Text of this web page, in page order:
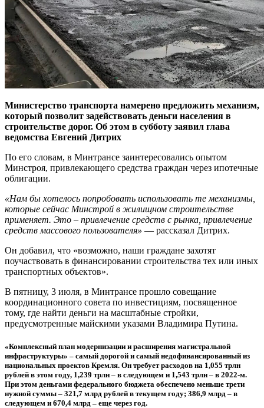
Министерство транспорта намерено предложить механизм,
который позволит задействовать деньги населения в
строительстве дорог. Об этом в субботу заявил глава
ведомства Евгений Дитрих
По его словам, в Минтрансе заинтересовались опытом
Минстроя, привлекающего средства граждан через ипотечные
облигации.
«Нам бы хотелось попробовать использовать те механизмы,
которые сейчас Минстрой в жилищном строительстве
применяет. Это – привлечение средств с рынка, привлечение
средств массового пользователя» — рассказал Дитрих.
Он добавил, что «возможно, наши граждане захотят
поучаствовать в финансировании строительства тех или иных
транспортных объектов».
В пятницу, 3 июля, в Минтрансе прошло совещание
координационного совета по инвестициям, посвященное
тому, где найти деньги на масштабные стройки,
предусмотренные майскими указами Владимира Путина.
«Комплексный план модернизации и расширения магистральной
инфраструктуры» – самый дорогой и самый недофинансированный из
национальных проектов Кремля. Он требует расходов на 1,055 трлн
рублей в этом году, 1,239 трлн – в следующем и 1,543 трлн – в 2022-м.
При этом деньгами федерального бюджета обеспечено меньше трети
нужной суммы – 321,7 млрд рублей в текущем году; 386,9 млрд – в
следующем и 670,4 млрд – еще через год.